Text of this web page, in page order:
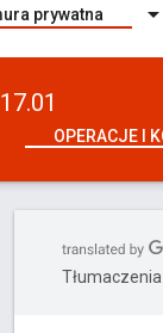
prywatna
OPERACJE I